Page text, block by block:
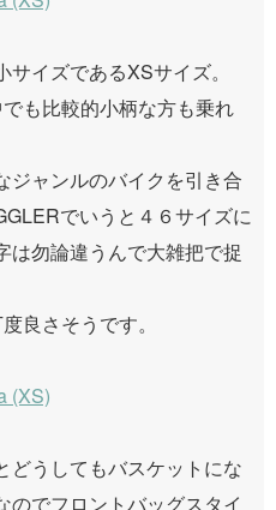
イズであるXSサイズ。
も比較的小柄な方も乗れ
ジャンルのバイクを引き合
でいうと４６サイズに
は勿論違うんで大雑把で捉
良さそうです。
どうしてもバスケットにな
のでフロントバッグスタイ